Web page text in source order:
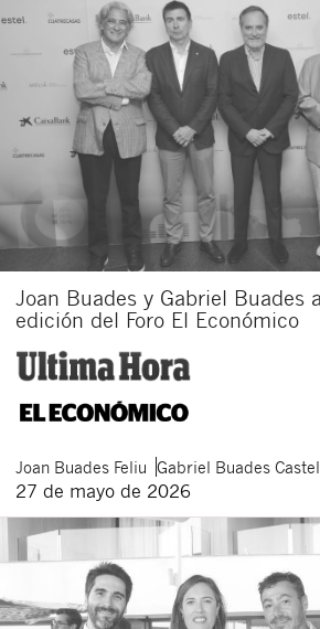
Joan Buades y Gabriel Buades
edición del Foro El Económico
Joan Buades Feliu Gabriel Buades
27 de mayo de 2026